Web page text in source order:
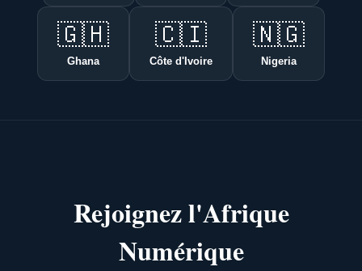
🇬🇭
Ghana
🇨🇮
Côte d'Ivoire
🇳🇬
Nigeria
Rejoignez l'Afrique
Numérique